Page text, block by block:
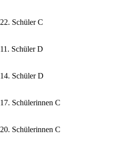
22. Schüler C
11. Schüler D
14. Schüler D
17. Schülerinnen C
20. Schülerinnen C